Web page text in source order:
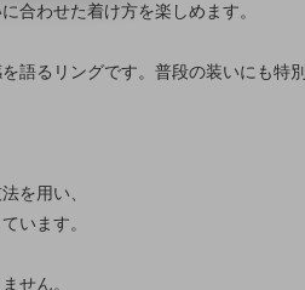
合わせた着け方を楽しめます。
語るリングです。普段の装いにも特別
を用い、
います。
せん。